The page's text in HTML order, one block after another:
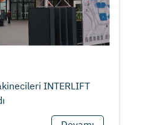
INTERLIFT